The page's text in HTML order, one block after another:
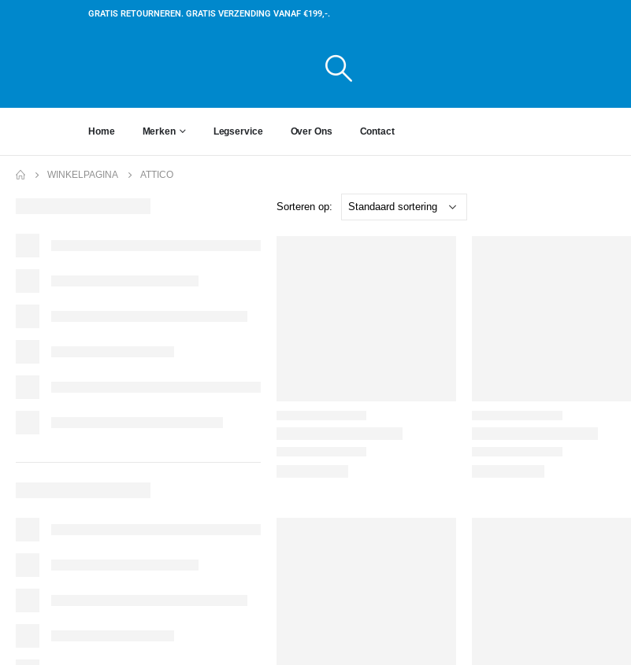
GRATIS RETOURNEREN. GRATIS VERZENDING VANAF €199,-.
Home Merken Legservice Over Ons Contact
WINKELPAGINA ATTICO
Sorteren op: